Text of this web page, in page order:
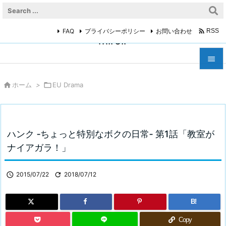
miroir




検索
FAQ プライバシーポリシー お問い合わせ  RSS
 ホーム > EU Drama
ハンク ‐ちょっと特別なボクの日常‐ 第1話「教室が
ナイアガラ！」
 2015/07/22  2018/07/12
B!
Copy